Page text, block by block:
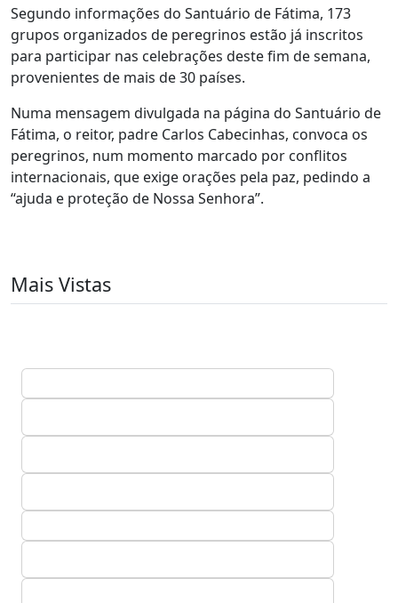
Segundo informações do Santuário de Fátima, 173
grupos organizados de peregrinos estão já inscritos
para participar nas celebrações deste fim de semana,
provenientes de mais de 30 países.
Numa mensagem divulgada na página do Santuário de
Fátima, o reitor, padre Carlos Cabecinhas, convoca os
peregrinos, num momento marcado por conflitos
internacionais, que exige orações pela paz, pedindo a
“ajuda e proteção de Nossa Senhora”.
Mais Vistas